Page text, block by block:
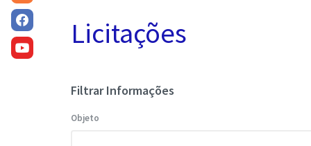
Licitações
Filtrar Informações
Objeto